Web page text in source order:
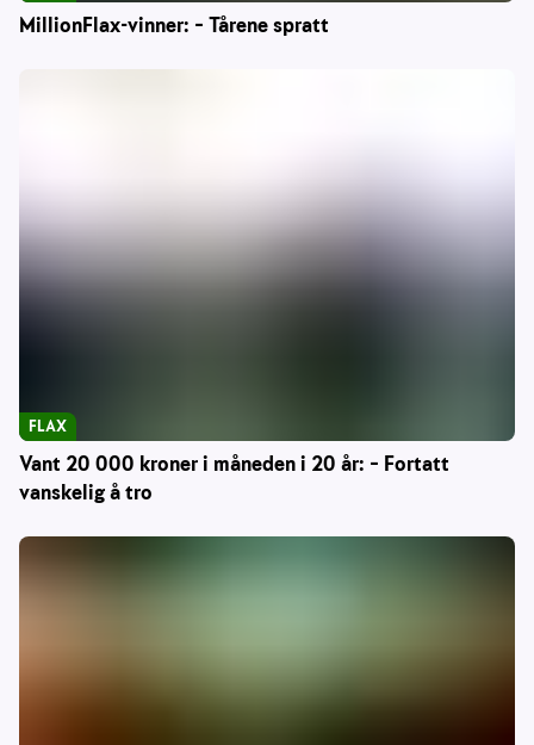
MillionFlax-vinner: – Tårene spratt
Vant 20 000 kroner i måneden i 20 år: – Fortatt
vanskelig å tro
FLAX